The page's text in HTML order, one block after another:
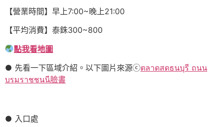
【營業時間】早上7:00~晚上21:00
【平均消費】泰銖300~800
點我看地圖
● 先看一下區域介紹。以下圖片來源ⓒตลาดสดธนบุรี ถนน
บรมราชชนนี臉書
● 入口處